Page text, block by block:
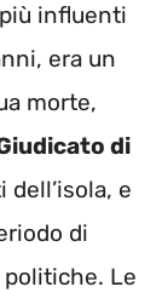
influenti
era un
morte,
di
e
di
Le